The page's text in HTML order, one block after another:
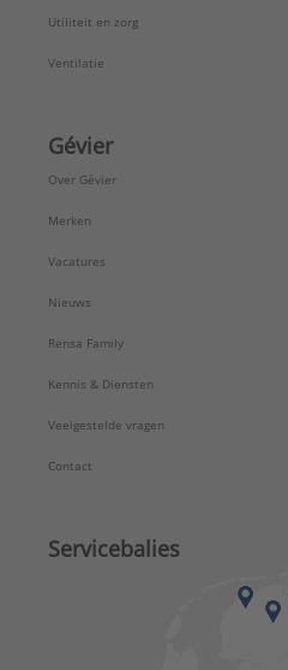
Utiliteit en zorg
Ventilatie
Gévier
Over Gévier
Merken
Vacatures
Nieuws
Rensa Family
Kennis & Diensten
Veelgestelde vragen
Contact
Servicebalies